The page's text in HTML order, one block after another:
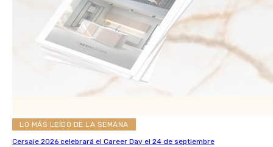
LO MÁS LEÍDO DE LA SEMANA
Cersaie 2026 celebrará el Career Day el 24 de septiembre